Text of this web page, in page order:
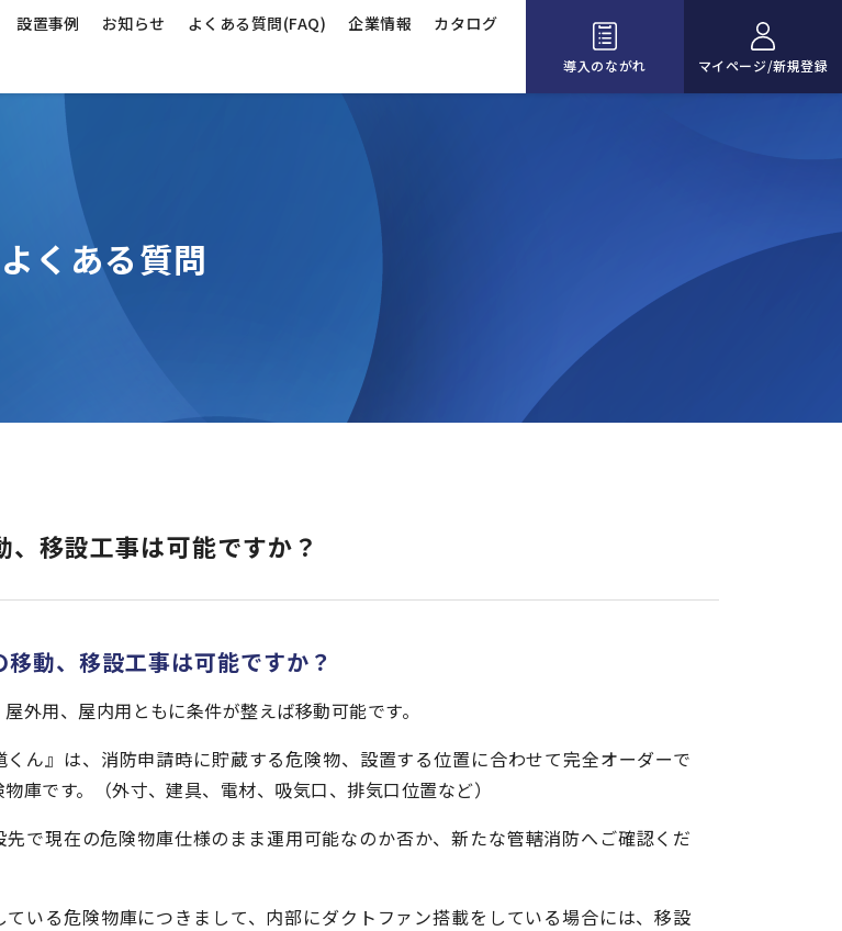
設置事例 お知らせ よくある質問(FAQ) 企業情報 カタログ
導入のながれ マイページ/新規登録
よくある質問
、移設工事は可能ですか？
移動、移設工事は可能ですか？
外用、屋内用ともに条件が整えば移動可能です。
くん』は、消防申請時に貯蔵する危険物、設置する位置に合わせて完全オーダーで
庫です。（外寸、建具、電材、吸気口、排気口位置など）
先で現在の危険物庫仕様のまま運用可能なのか否か、新たな管轄消防へご確認くだ
ている危険物庫につきまして、内部にダクトファン搭載をしている場合には、移設